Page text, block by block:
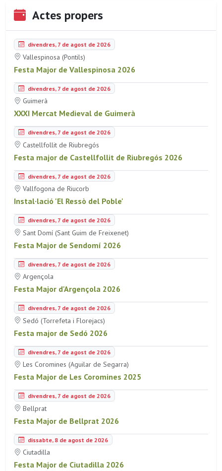
Actes propers
divendres, 7 de agost de 2026
Vallespinosa (Pontils)
Festa Major de Vallespinosa 2026
divendres, 7 de agost de 2026
Guimerà
XXXI Mercat Medieval de Guimerà
divendres, 7 de agost de 2026
Castellfollit de Riubregós
Festa major de Castellfollit de Riubregós 2026
divendres, 7 de agost de 2026
Vallfogona de Riucorb
Instal·lació 'El Ressò del Poble'
divendres, 7 de agost de 2026
Sant Domí (Sant Guim de Freixenet)
Festa Major de Sendomí 2026
divendres, 7 de agost de 2026
Argençola
Festa Major d'Argençola 2026
divendres, 7 de agost de 2026
Sedó (Torrefeta i Florejacs)
Festa major de Sedó 2026
divendres, 7 de agost de 2026
Les Coromines (Aguilar de Segarra)
Festa Major de Les Coromines 2025
divendres, 7 de agost de 2026
Bellprat
Festa Major de Bellprat 2026
dissabte, 8 de agost de 2026
Ciutadilla
Festa Major de Ciutadilla 2026